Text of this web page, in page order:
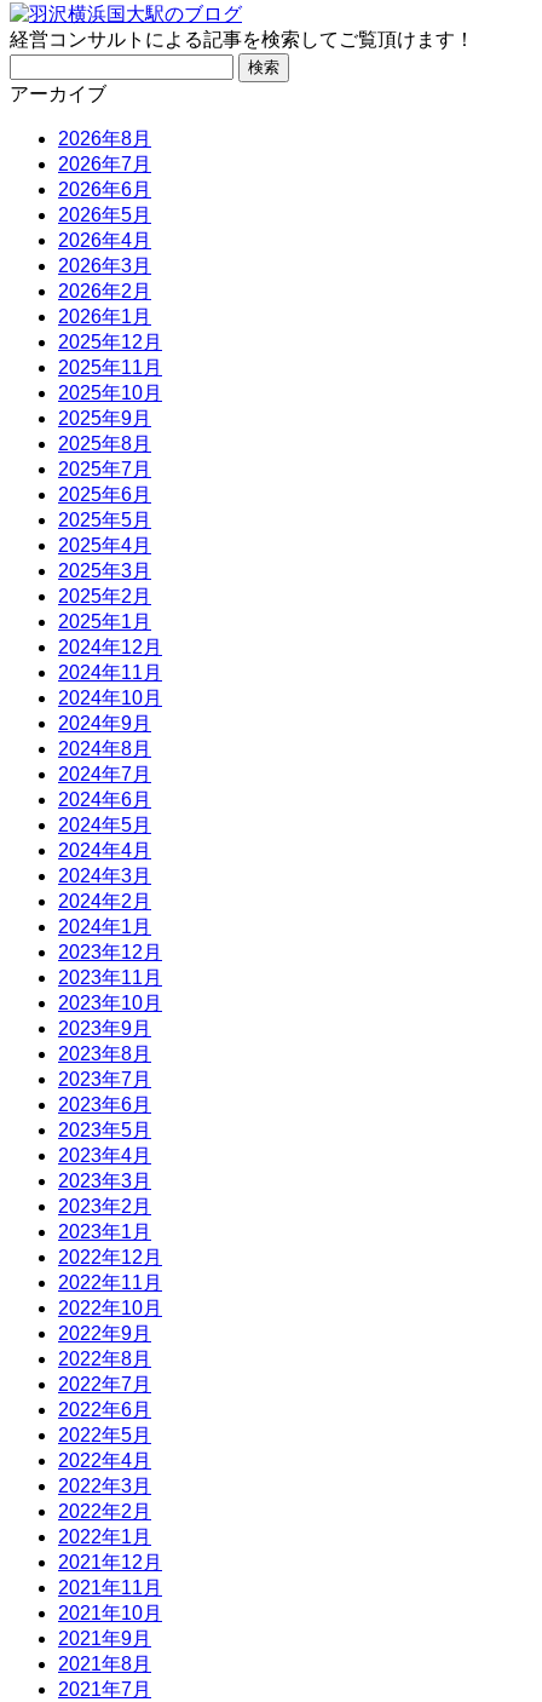
経営コンサルトによる記事を検索してご覧頂けます！
索:
アーカイブ
2026年8月
2026年7月
2026年6月
2026年5月
2026年4月
2026年3月
2026年2月
2026年1月
2025年12月
2025年11月
2025年10月
2025年9月
2025年8月
2025年7月
2025年6月
2025年5月
2025年4月
2025年3月
2025年2月
2025年1月
2024年12月
2024年11月
2024年10月
2024年9月
2024年8月
2024年7月
2024年6月
2024年5月
2024年4月
2024年3月
2024年2月
2024年1月
2023年12月
2023年11月
2023年10月
2023年9月
2023年8月
2023年7月
2023年6月
2023年5月
2023年4月
2023年3月
2023年2月
2023年1月
2022年12月
2022年11月
2022年10月
2022年9月
2022年8月
2022年7月
2022年6月
2022年5月
2022年4月
2022年3月
2022年2月
2022年1月
2021年12月
2021年11月
2021年10月
2021年9月
2021年8月
2021年7月